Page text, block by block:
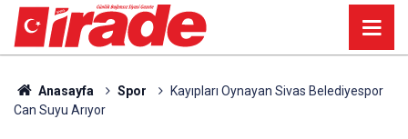
Anasayfa Spor
Kayıpları Oynayan Sivas Belediyespor
Can Suyu Arıyor